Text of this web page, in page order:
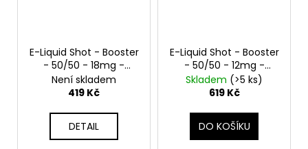
E-Liquid Shot - Booster
- 50/50 - 18mg -
5x10ml
Není skladem
419 Kč
DETAIL
E-Liquid Shot - Booster
- 50/50 - 12mg -
5x10ml
Skladem (>5 ks)
619 Kč
DO KOŠÍKU